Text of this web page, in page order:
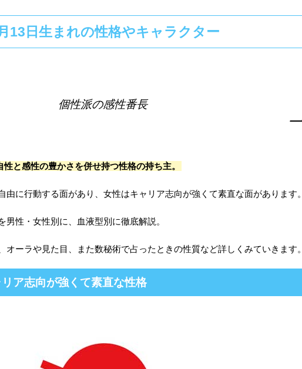
13日生まれの性格やキャラクター
個性派の感性番長
性と感性の豊かさを併せ持つ性格の持ち主。
由に行動する面があり、女性はキャリア志向が強くて素直な面があります。
男性・女性別に、血液型別に徹底解説。
オーラや見た目、また数秘術で占ったときの性質など詳しくみていきます。
ア志向が強くて素直な性格